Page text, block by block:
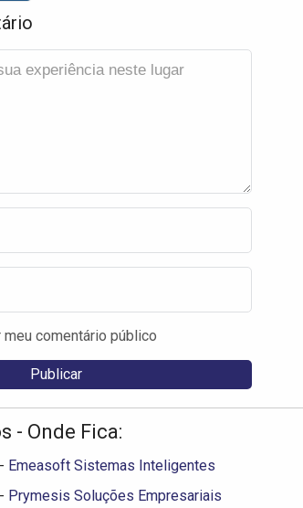
comentário público
- Onde Fica:
- Emeasoft Sistemas Inteligentes
- Prymesis Soluções Empresariais